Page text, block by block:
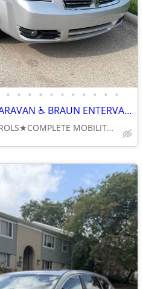
• • • • • • • • • • •
♿ 2OO8 DODGE GRAND CARAVAN ♿ BRAUN ENTERVAN" WHEELCHAIR VAN
HAND CONTROLS★COMPLETE MOBILITY★DEPENDABLE ★ AFFORDABLE